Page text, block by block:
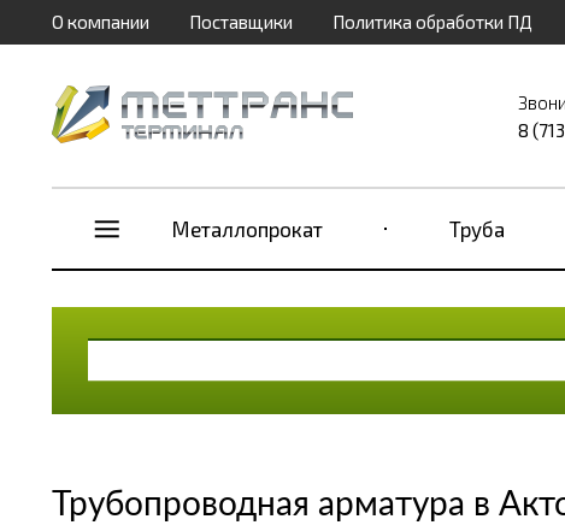
О компании Поставщики Политика обработки ПД
8
Металлопрокат Труба
Трубопроводная арматура в